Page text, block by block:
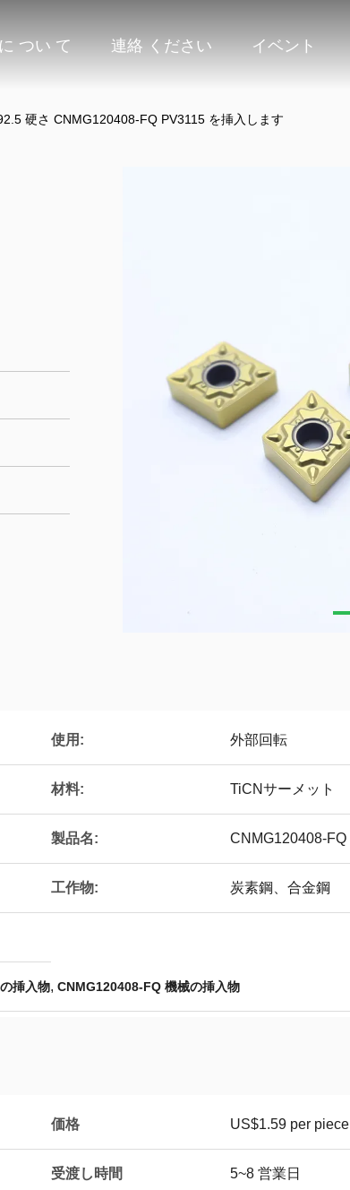
つい て 連絡 ください イベント
硬さ CNMG120408-FQ PV3115 を挿入します
使用: 外部回転
材料: TiCNサーメット
製品名: CNMG120408-FQ
工作物: 炭素鋼、合金鋼
挿入物, CNMG120408-FQ 機械の挿入物
価格 US$1.59 per piece
受渡し時間 5~8 営業日